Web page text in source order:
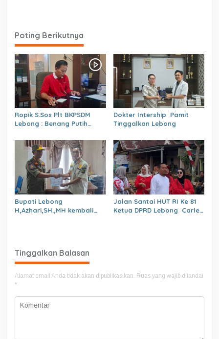
Poting Berikutnya
Ropik S.Sos Plt BKPSDM
Lebong : Benang Putih
dan Isu Buruk Pelayanan
BKPSDM
Dokter Intership Pamit
Tinggalkan Lebong
Bupati Lebong
H,Azhari,SH.,MH kembali
Jalan Santai HUT RI Ke 81
Ketua DPRD Lebong Carles
Tinggalkan Balasan
Alamat email Anda tidak akan dipublikasikan. Ruas yang wajib ditandai
*